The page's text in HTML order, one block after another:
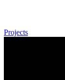
Projects